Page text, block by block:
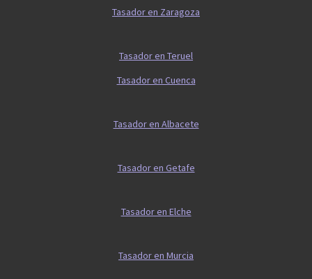
Tasador en Zaragoza
Tasador en Teruel
Tasador en Cuenca
Tasador en Albacete
Tasador en Getafe
Tasador en Elche
Tasador en Murcia